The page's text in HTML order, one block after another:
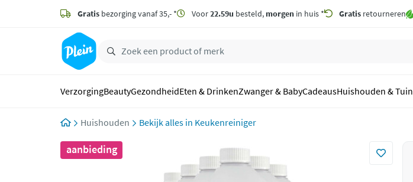
zoeken
hoofdinhoud
Gratis bezorging vanaf 35,- * Voor22.59u besteld, morgen in huis * Gratis retourneren
VerzorgingBeautyGezondheidEten & DrinkenZwanger & BabyCadeausHuishouden & Tuin
Huishouden Keukenreiniger
aanbieding